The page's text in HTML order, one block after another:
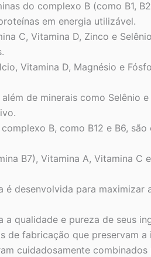
do complexo B (como B1,
em energia utilizável.
C, Vitamina D, Zinco e
Vitamina D, Magnésio e
além de minerais como Selênio
B, como B12 e B6,
B7), Vitamina A, Vitamina
é desenvolvida para
a qualidade e pureza de seus
de fabricação que preservam
cuidadosamente